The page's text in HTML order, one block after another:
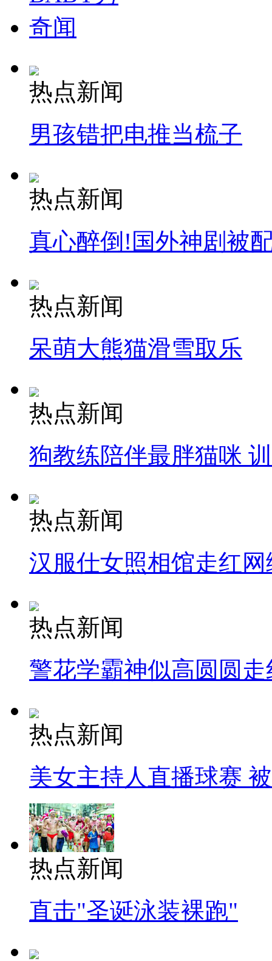
奇闻
热点新闻
男孩错把电推当梳子
热点新闻
真心醉倒!国外神剧被
热点新闻
呆萌大熊猫滑雪取乐
热点新闻
狗教练陪伴最胖猫咪
热点新闻
汉服仕女照相馆走红网
热点新闻
警花学霸神似高圆圆走
热点新闻
美女主持人直播球赛
热点新闻
直击"圣诞泳装裸跑"